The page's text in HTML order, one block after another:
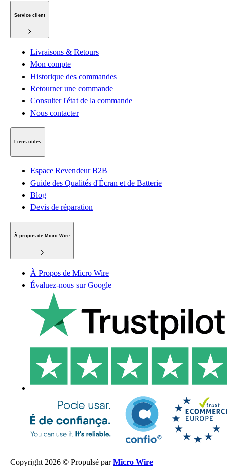
Service client
Livraisons & Retours
Mon compte
Historique des commandes
Retourner une commande
Consulter l'état de la commande
Nous contacter
Liens utiles
Espace Revendeur B2B
Guide des Qualités d'Écran et de Batterie
Blog
Devis de réparation
À propos de Micro Wire
À Propos de Micro Wire
Évaluez-nous sur Google
Copyright 2026 © Propulsé parMicro Wire